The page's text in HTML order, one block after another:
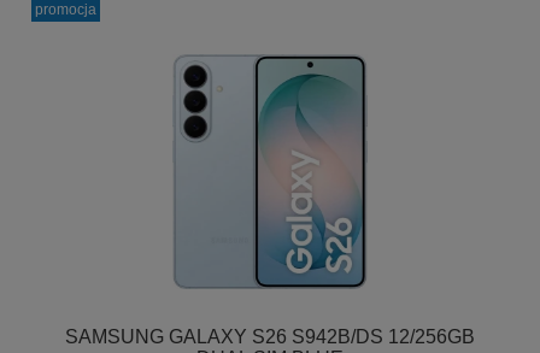
SAMSUNG GALAXY S26 S942B/DS 12/256GB
promocja